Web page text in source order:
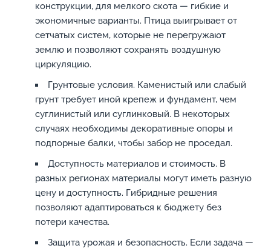
конструкции, для мелкого скота — гибкие и
экономичные варианты. Птица выигрывает от
сетчатых систем, которые не перегружают
землю и позволяют сохранять воздушную
циркуляцию.
Грунтовые условия. Каменистый или слабый
грунт требует иной крепеж и фундамент, чем
суглинистый или суглинковый. В некоторых
случаях необходимы декоративные опоры и
подпорные балки, чтобы забор не проседал.
Доступность материалов и стоимость. В
разных регионах материалы могут иметь разную
цену и доступность. Гибридные решения
позволяют адаптироваться к бюджету без
потери качества.
Защита урожая и безопасность. Если задача —